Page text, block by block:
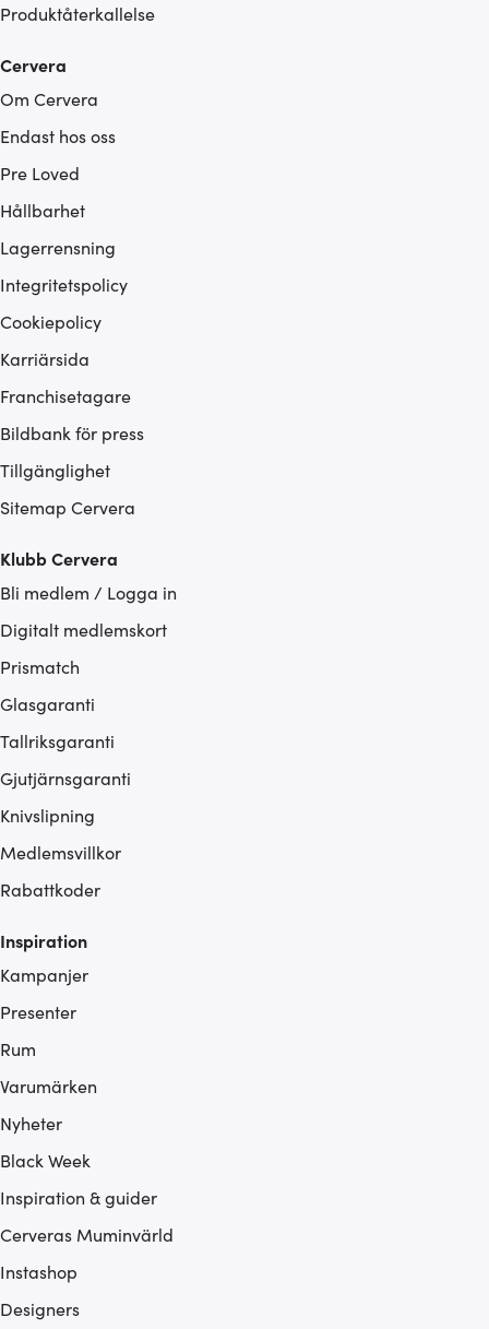
Produktåterkallelse
Cervera
Om Cervera
Endast hos oss
Pre Loved
Hållbarhet
Lagerrensning
Integritetspolicy
Cookiepolicy
Karriärsida
Franchisetagare
Bildbank för press
Tillgänglighet
Sitemap Cervera
Klubb Cervera
Bli medlem / Logga in
Digitalt medlemskort
Prismatch
Glasgaranti
Tallriksgaranti
Gjutjärnsgaranti
Knivslipning
Medlemsvillkor
Rabattkoder
Inspiration
Kampanjer
Presenter
Rum
Varumärken
Nyheter
Black Week
Inspiration & guider
Cerveras Muminvärld
Instashop
Designers